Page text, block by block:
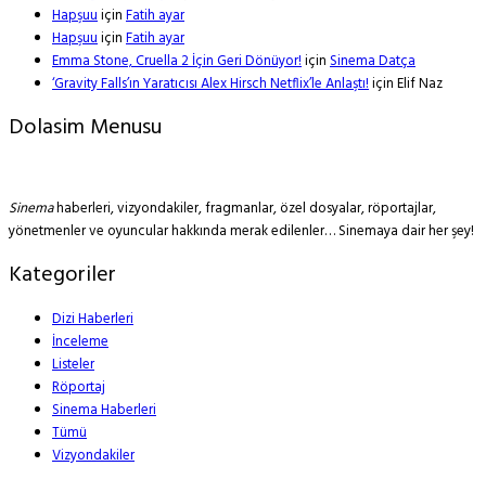
HapşuuiçinFatih ayar
HapşuuiçinFatih ayar
Emma Stone, Cruella 2 İçin Geri Dönüyor!içinSinema Datça
‘Gravity Falls’ın Yaratıcısı Alex Hirsch Netflix’le Anlaştı!içinElif Naz
Dolasim Menusu
Sinemahaberleri, vizyondakiler, fragmanlar, özel dosyalar, röportajlar,
yönetmenler ve oyuncular hakkında merak edilenler… Sinemaya dair her şey!
Kategoriler
Dizi Haberleri
İnceleme
Listeler
Röportaj
Sinema Haberleri
Tümü
Vizyondakiler